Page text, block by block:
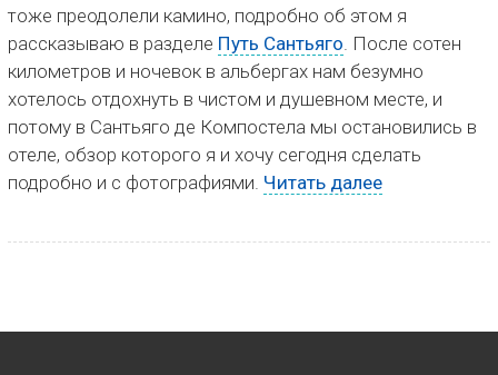
тоже преодолели камино, подробно об этом я
рассказываю в разделе Путь Сантьяго. После сотен
километров и ночевок в альбергах нам безумно
хотелось отдохнуть в чистом и душевном месте, и
потому в Сантьяго де Компостела мы остановились в
отеле, обзор которого я и хочу сегодня сделать
подробно и с фотографиями. Читать далее